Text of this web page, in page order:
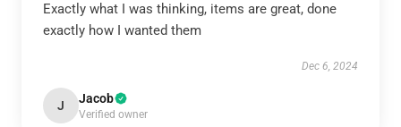
Exactly what I was thinking, items are great, done
exactly how I wanted them
Dec 6, 2024
J Jacob
Verified owner